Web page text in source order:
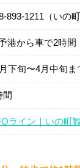
893-1211（いの
港から車で2時間
下旬〜4月中旬ま
間
ライン｜いの町